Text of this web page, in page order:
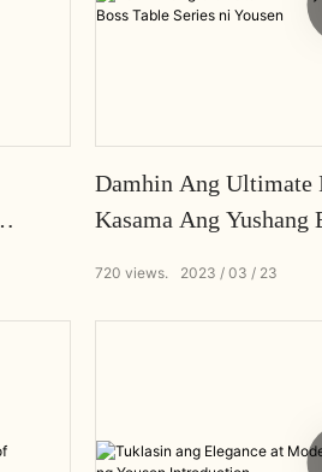
Damhin Ang
Kasama Ang Yushang
2023 03 23
720 views.